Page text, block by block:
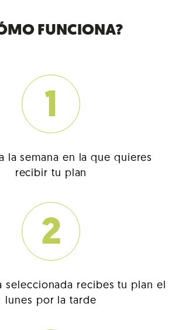
FUNCIONA?
1
la semana en la que quieres
recibir tu plan
2
seleccionada recibes tu plan el
lunes por la tarde